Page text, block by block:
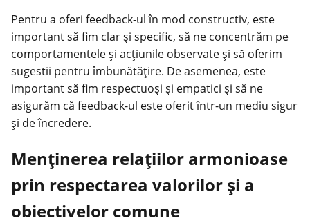
Pentru a oferi feedback-ul în mod constructiv, este
important să fim clar și specific, să ne concentrăm pe
comportamentele și acțiunile observate și să oferim
sugestii pentru îmbunătățire. De asemenea, este
important să fim respectuoși și empatici și să ne
asigurăm că feedback-ul este oferit într-un mediu sigur
și de încredere.
Menținerea relațiilor armonioase
prin respectarea valorilor și a
obiectivelor comune